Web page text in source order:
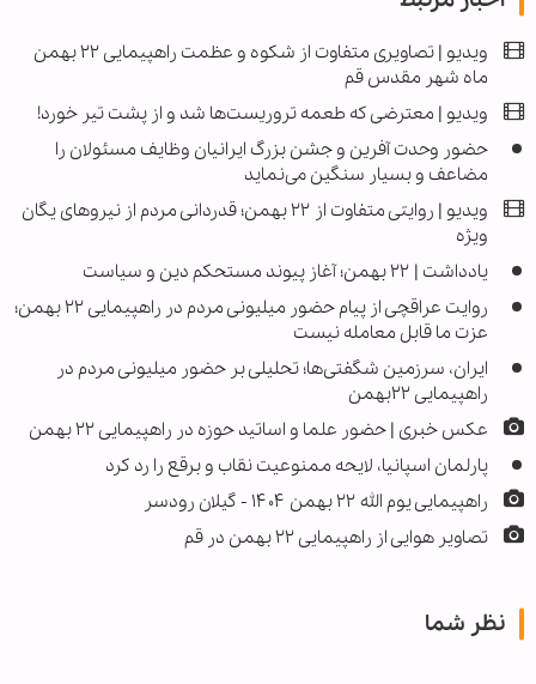
ویدیو | تصاویری متفاوت از شکوه و عظمت راهپیمایی ۲۲ بهمن
ماه شهر مقدس قم
ویدیو | معترضی که طعمه تروریست‌ها شد و از پشت تیر خورد!
حضور وحدت آفرین و جشن بزرگ ایرانیان وظایف مسئولان را
مضاعف و بسیار سنگین می‌نماید
ویدیو | روایتی متفاوت از ۲۲ بهمن؛ قدردانی مردم از نیروهای یگان
ویژه
یادداشت | ۲۲ بهمن؛ آغاز پیوند مستحکم دین و سیاست
روایت عراقچی از پیام حضور میلیونی مردم در راهپیمایی ۲۲ بهمن؛
عزت ما قابل معامله نیست
ایران، سرزمین شگفتی‌ها؛ تحلیلی بر حضور میلیونی مردم در
راهپیمایی ۲۲بهمن
عکس خبری | حضور علما و اساتید حوزه در راهپیمایی ۲۲ بهمن
پارلمان اسپانیا، لایحه ممنوعیت نقاب و برقع را رد کرد
راهپیمایی یوم الله ۲۲ بهمن ۱۴۰۴ - گیلان رودسر
تصاویر هوایی از راهپیمایی ۲۲ بهمن در قم
نظر شما